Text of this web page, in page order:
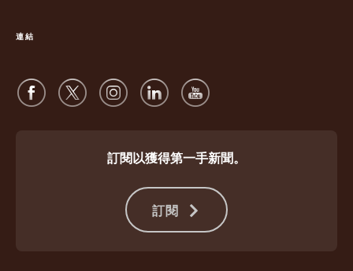
連結
訂閱以獲得第一手新聞。
訂閱